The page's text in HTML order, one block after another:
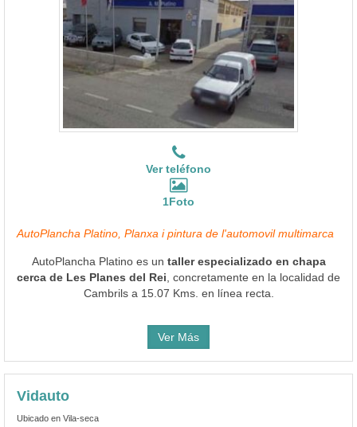
Ver teléfono
1Foto
AutoPlancha Platino, Planxa i pintura de l'automovil multimarca
AutoPlancha Platino es un taller especializado en chapa
cerca de Les Planes del Rei , concretamente en la localidad de
Cambrils a 15.07 Kms. en línea recta.
Ver Más
Vidauto
Ubicado en Vila-seca